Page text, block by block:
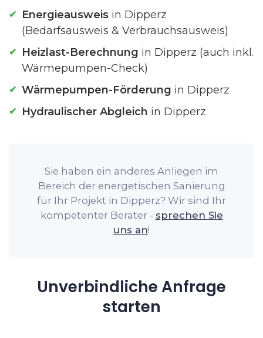
Energieausweis in Dipperz
(Bedarfsausweis & Verbrauchsausweis)
Heizlast-Berechnung in Dipperz (auch inkl.
Wärmepumpen-Check)
Wärmepumpen-Förderung in Dipperz
Hydraulischer Abgleich in Dipperz
Sie haben ein anderes Anliegen im
Bereich der energetischen Sanierung
für Ihr Projekt in Dipperz? Wir sind Ihr
kompetenter Berater - sprechen Sie
uns an!
Unverbindliche Anfrage
starten